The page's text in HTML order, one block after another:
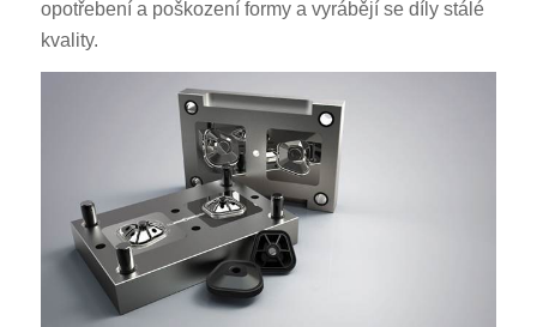
opotřebení a poškození formy a vyrábějí se díly stálé
kvality.